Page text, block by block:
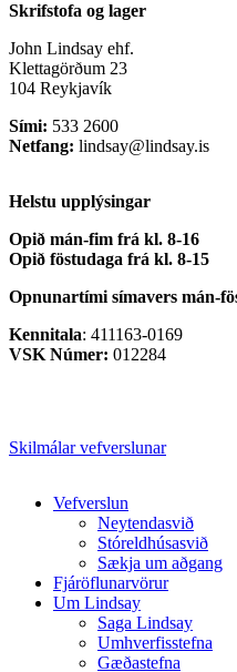
Skrifstofa og lager
John Lindsay ehf.
Klettagörðum 23
104 Reykjavík
Sími: 533 2600
Netfang: lindsay@lindsay.is
Helstu upplýsingar
Opið mán-fim frá kl. 8-16
Opið föstudaga frá kl. 8-15
Opnunartími símavers mán-
Kennitala: 411163-0169
VSK Númer: 012284
Skilmálar vefverslunar
Close
Vefverslun
Neytendasvið
Stóreldhúsasvið
Sækja um aðgang
Fjáröflunarvörur
Um Lindsay
Saga Lindsay
Umhverfisstefna
Gæðastefna